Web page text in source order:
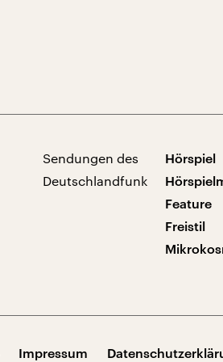
Sendungen des
Deutschlandfunk
Hörspiel
Feature
Freistil
Impressum